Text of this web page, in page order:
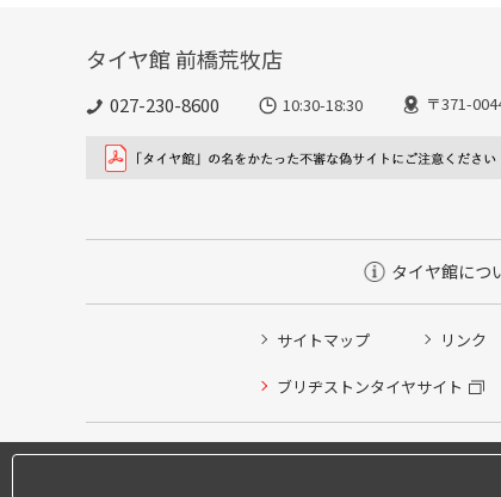
タイヤ館 前橋荒牧店
027-230-8600 10:30-18:30 〒371-
タイヤ館につ
サイトマップ リンク
ブリヂストンタイヤサイト
タイヤ点検・安全点検/タイヤ履き替え/オイル交換/